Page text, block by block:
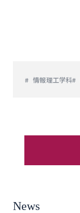
情報理工学科
News